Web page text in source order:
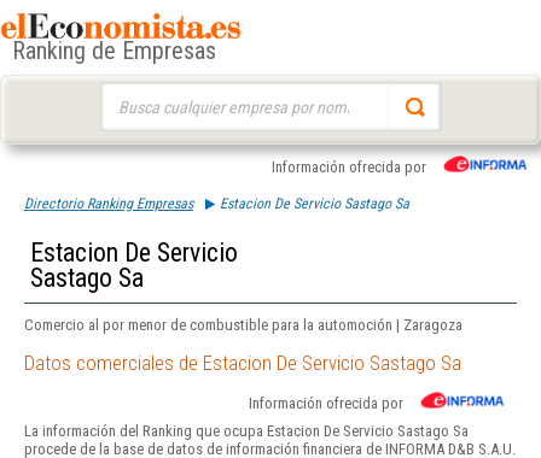
Ranking de Empresas
Información ofrecida por
Directorio Ranking Empresas Estacion De Servicio Sastago Sa
Estacion De Servicio
Sastago Sa
Comercio al por menor de combustible para la automoción | Zaragoza
Datos comerciales de Estacion De Servicio Sastago Sa
Información ofrecida por
La información del Ranking que ocupa Estacion De Servicio Sastago Sa
procede de la base de datos de información financiera de INFORMA D&B S.A.U.